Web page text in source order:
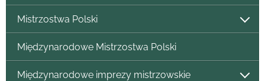
Mistrzostwa Polski
Międzynarodowe Mistrzostwa Polski
Międzynarodowe imprezy mistrzowskie